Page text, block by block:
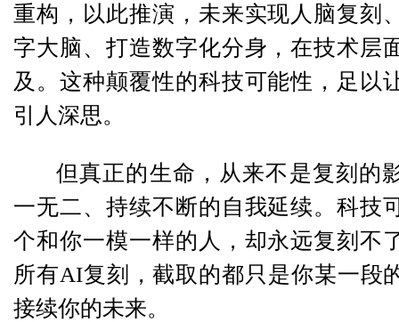
重构，以此推演，未来实现人脑复刻
字大脑、打造数字化分身，在技术层
及。这种颠覆性的科技可能性，足以
引人深思。
但真正的生命，从来不是复刻的
一无二、持续不断的自我延续。科技
个和你一模一样的人，却永远复刻不
所有AI复刻，截取的都只是你某一段
接续你的未来。